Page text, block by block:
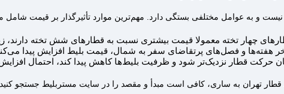
و به عوامل مختلفی بستگی دارد. مهم‌ترین موارد تأثیرگذار بر قیمت شامل
چهار تخته معمولا قیمت بیشتری نسبت به قطارهای شش تخته
هفته‌ها و فصل‌های پرتقاضای سفر به شمال، قیمت بلیط افزایش پیدا
حرکت قطار نزدیک‌تر شود و ظرفیت بلیط‌ها کاهش پیدا کند، احتمال
تهران به ساری، کافی است مبدأ و مقصد را در سایت مستربلیط جستجو کنید